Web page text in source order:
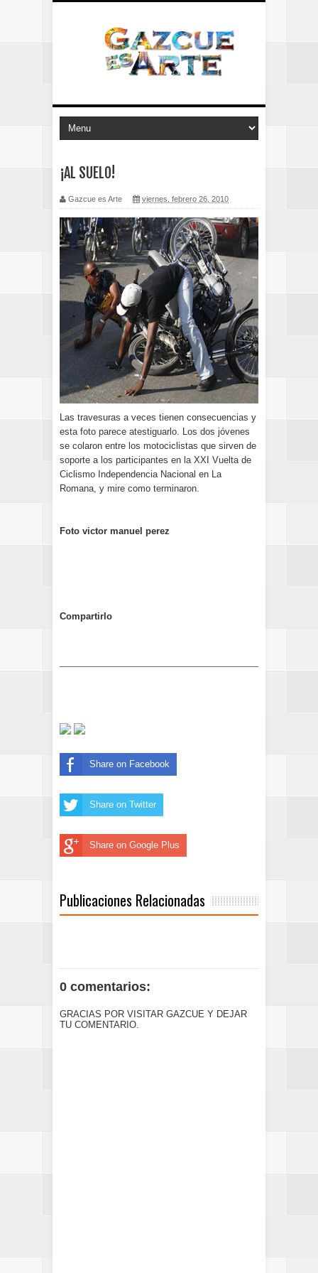
¡AL SUELO!
Gazcue es Arte viernes, febrero 26, 2010
Las travesuras a veces tienen consecuencias y
esta foto parece atestiguarlo. Los dos jóvenes
se colaron entre los motociclistas que sirven de
soporte a los participantes en la XXI Vuelta de
Ciclismo Independencia Nacional en La
Romana, y mire como terminaron.
Foto victor manuel perez
Compartirlo
Share on Facebook
Share on Twitter
Share on Google Plus
Publicaciones Relacionadas
0 comentarios:
GRACIAS POR VISITAR GAZCUE Y DEJAR
TU COMENTARIO.